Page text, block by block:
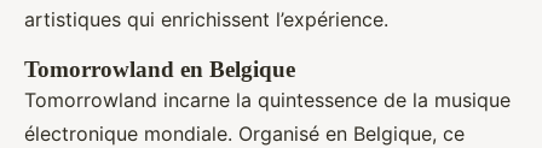
artistiques qui enrichissent l’expérience.
Tomorrowland en Belgique
Tomorrowland incarne la quintessence de la musique
électronique mondiale. Organisé en Belgique, ce